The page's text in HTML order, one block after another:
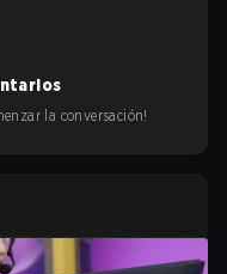
la conversación!